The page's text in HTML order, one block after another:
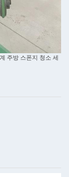
주방 스폰지 청소 세